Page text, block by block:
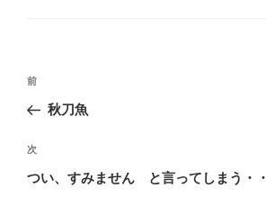
投
ナ
ビ
ゲ
前
の
稿
前
秋刀魚
次
の
次
つい、すみません と言ってしまう・・